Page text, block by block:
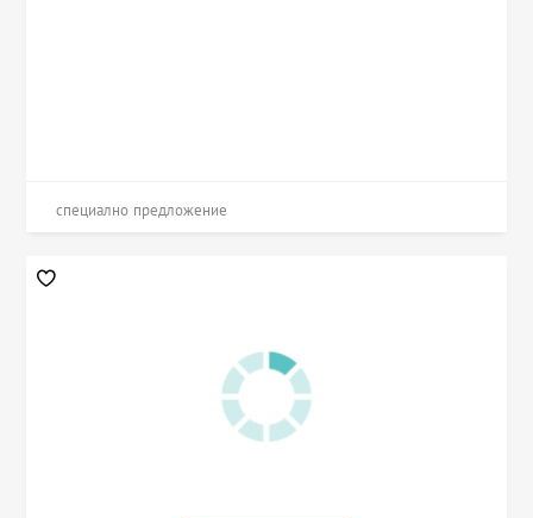
специално предложение